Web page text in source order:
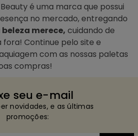
é uma marca que possui
no mercado, entregando
merece, cuidando de
Continue pelo site e
com as nossas paletas
compras!
seu e-mail
novidades, e as últimas
promoções: